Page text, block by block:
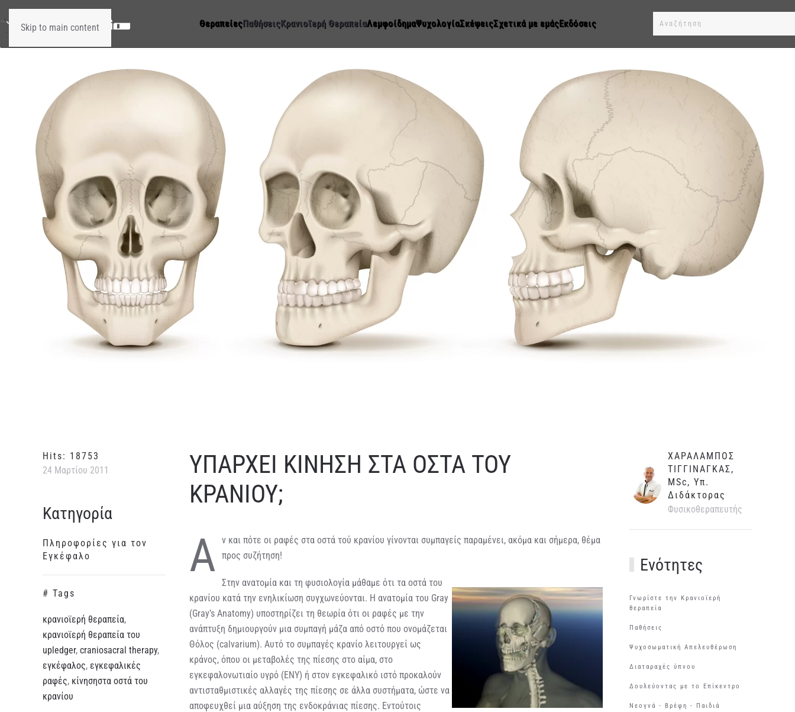
Skip to main content ΘεραπείεςΠαθήσειςΚρανιοϊερή ΘεραπείαΛεμφοίδημαΨυχολογίαΣκέψειςΣχετικά με εμάςΕκδόσεις
Hits: 18753
24 Μαρτίου 2011
Κατηγορία
Πληροφορίες για τον
Εγκέφαλο
# Tags
κρανιοϊερή θεραπεία,
κρανιοϊερή θεραπεία του
upledger, craniosacral therapy,
εγκέφαλος, εγκεφαλικές
ραφές, κίνησηστα οστά του
κρανίου
ΥΠΑΡΧΕΙ ΚΙΝΗΣΗ ΣΤΑ ΟΣΤΑ ΤΟΥ
ΚΡΑΝΙΟΥ;
Α ν και πότε οι ραφές στα οστά τού κρανίου γίνονται συμπαγείς παραμένει, ακόμα και σήμερα, θέμα
προς συζήτηση!
Στην ανατομία και τη φυσιολογία μάθαμε ότι τα οστά του
κρανίου κατά την ενηλικίωση συγχωνεύονται. Η ανατομία του Gray
(Gray’s Anatomy) υποστηρίζει τη θεωρία ότι οι ραφές με την
ανάπτυξη δημιουργούν μια συμπαγή μάζα από οστό που ονομάζεται
Θόλος (calvarium). Αυτό το συμπαγές κρανίο λειτουργεί ως
κράνος, όπου οι μεταβολές της πίεσης στο αίμα, στο
εγκεφαλονωτιαίο υγρό (ΕΝΥ) ή στον εγκεφαλικό ιστό προκαλούν
αντισταθμιστικές αλλαγές της πίεσης σε άλλα συστήματα, ώστε να
αποφευχθεί μια αύξηση της ενδοκράνιας πίεσης. Εντούτοις
ΧΑΡΑΛΑΜΠΟΣ
ΤΙΓΓΙΝΑΓΚΑΣ,
MSc, Υπ.
Διδάκτορας
Φυσικοθεραπευτής
Ενότητες
Γνωρίστε την Κρανιοϊερή
θεραπεία
Παθήσεις
Ψυχοσωματική Απελευθέρωση
Διαταραχές ύπνου
Δουλεύοντας με το Επίκεντρο
Νεογνά - Βρέφη - Παιδιά